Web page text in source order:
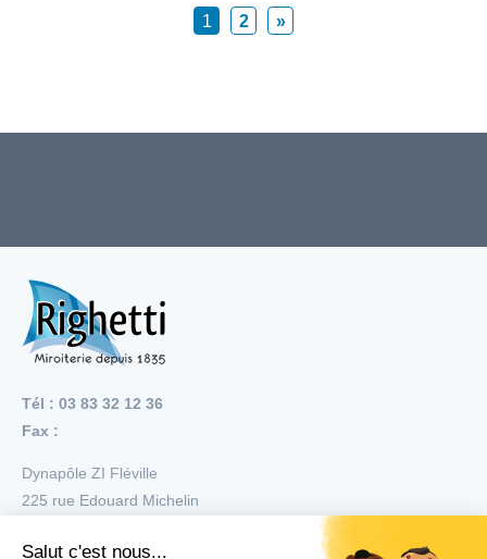
1 2 »
Tél : 03 83 32 12 36
Fax :
Dynapôle ZI Fléville
225 rue Edouard Michelin